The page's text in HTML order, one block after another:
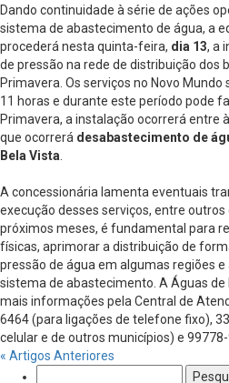
Dando continuidade à série de ações
sistema de abastecimento de água, a
procederá nesta quinta-feira, dia 13, a
de pressão na rede de distribuição dos
Primavera. Os serviços no Novo
11 horas e durante este período pode
Primavera, a instalação ocorrerá entre
que ocorrerá desabastecimento de
Bela Vista
A concessionária lamenta eventuais
execução desses serviços, entre
próximos meses, é fundamental para
físicas, aprimorar a distribuição de
pressão de água em algumas regiões
sistema de abastecimento. A Águas
mais informações pela Central de
6464 (para ligações de telefone fixo),
celular e de outros municípios) e
« Artigos Anteriores